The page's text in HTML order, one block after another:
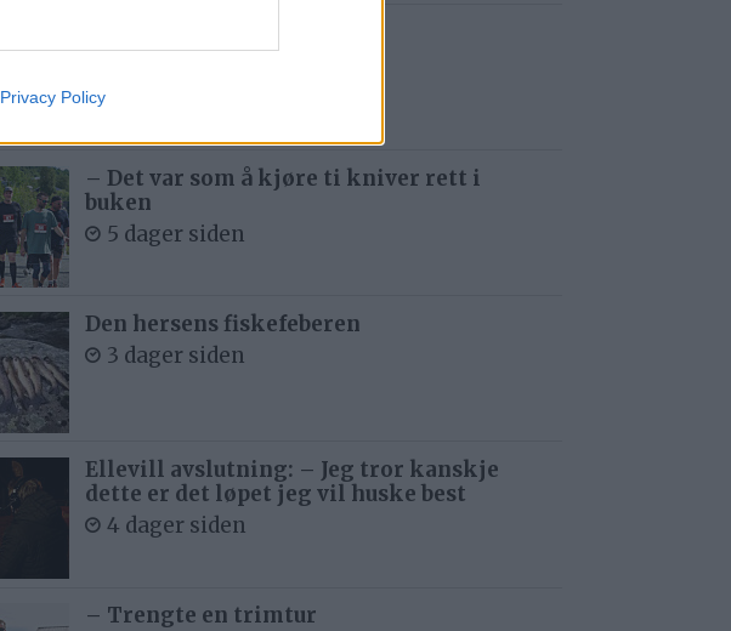
Privacy Policy
– Det var som å kjøre ti kniver rett i
buken
5 dager siden
Den hersens fiskefeberen
3 dager siden
Ellevill avslutning: – Jeg tror kanskje
dette er det løpet jeg vil huske best
4 dager siden
– Trengte en trimtur